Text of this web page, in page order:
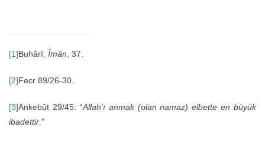
[1]Buhârî, Îmân , 37.
[2]Fecr 89/26-30.
[3]Ankebût 29/45: “Allah'ı anmak (olan namaz) elbette en büyük
ibadettir .”